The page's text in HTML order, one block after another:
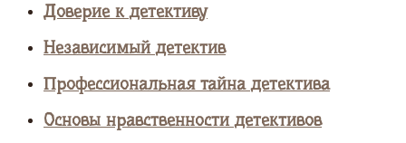
Доверие к детективу
Независимый детектив
Профессиональная тайна детектива
Основы нравственности детективов